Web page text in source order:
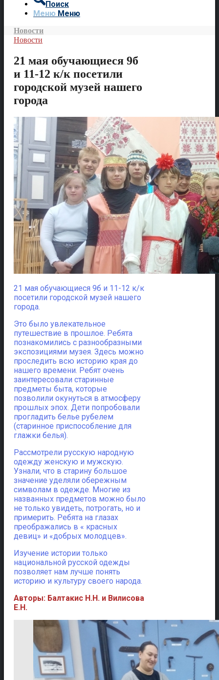
Поиск
Меню Меню
Новости
Новости
21 мая обучающиеся 9б
и 11-12 к/к посетили
городской музей нашего
города
21 мая обучающиеся 9б и 11-12 к/к
посетили городской музей нашего
города.
Это было увлекательное
путешествие в прошлое. Ребята
познакомились с разнообразными
экспозициями музея. Здесь можно
проследить всю историю края до
нашего времени. Ребят очень
заинтересовали старинные
предметы быта, которые
позволили окунуться в атмосферу
прошлых эпох. Дети попробовали
прогладить белье рубелем
(старинное приспособление для
глажки белья).
Рассмотрели русскую народную
одежду женскую и мужскую.
Узнали, что в старину большое
значение уделяли обережным
символам в одежде. Многие из
названных предметов можно было
не только увидеть, потрогать, но и
примерить. Ребята на глазах
преображались в « красных
девиц» и «добрых молодцев».
Изучение истории только
национальной русской одежды
позволяет нам лучше понять
историю и культуру своего народа.
Авторы: Балтакис Н.Н. и Вилисова
Е.Н.